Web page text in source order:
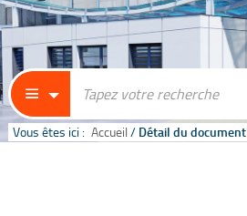
Vous êtes ici : Accueil / Détail du document